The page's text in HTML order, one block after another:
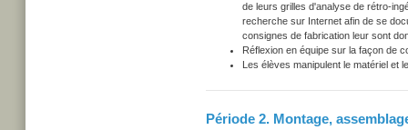
de leurs grilles d'analyse de rétro-
recherche sur Internet afin de se
consignes de fabrication leur sont
Réflexion en équipe sur la façon de
Les élèves manipulent le matériel et
Période 2. Montage,